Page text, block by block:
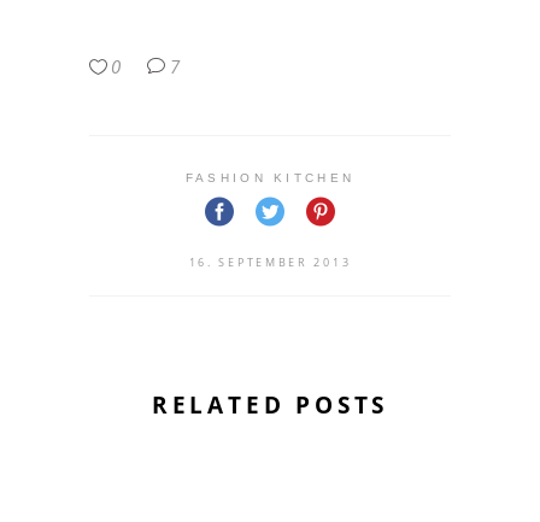
0 7
FASHION KITCHEN
16. SEPTEMBER 2013
RELATED POSTS